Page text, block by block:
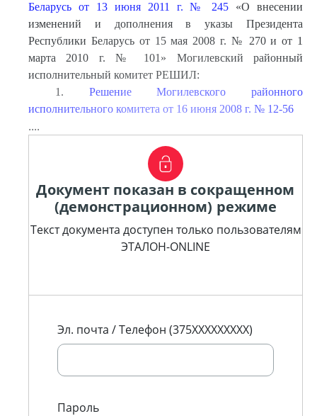
Беларусь от 13 июня 2011 г. № 245 «О внесении
изменений и дополнения в указы Президента
Республики Беларусь от 15 мая 2008 г. № 270 и от 1
марта 2010 г. № 101» Могилевский районный
исполнительный комитет РЕШИЛ:
1. Решение Могилевского районного
исполнительного комитета от 16 июня 2008 г. № 12-56
....
Документ показан в сокращенном
(демонстрационном) режиме
Текст документа доступен только пользователям
ЭТАЛОН-ONLINE
Эл. почта / Телефон (375XXXXXXXXX)
Пароль